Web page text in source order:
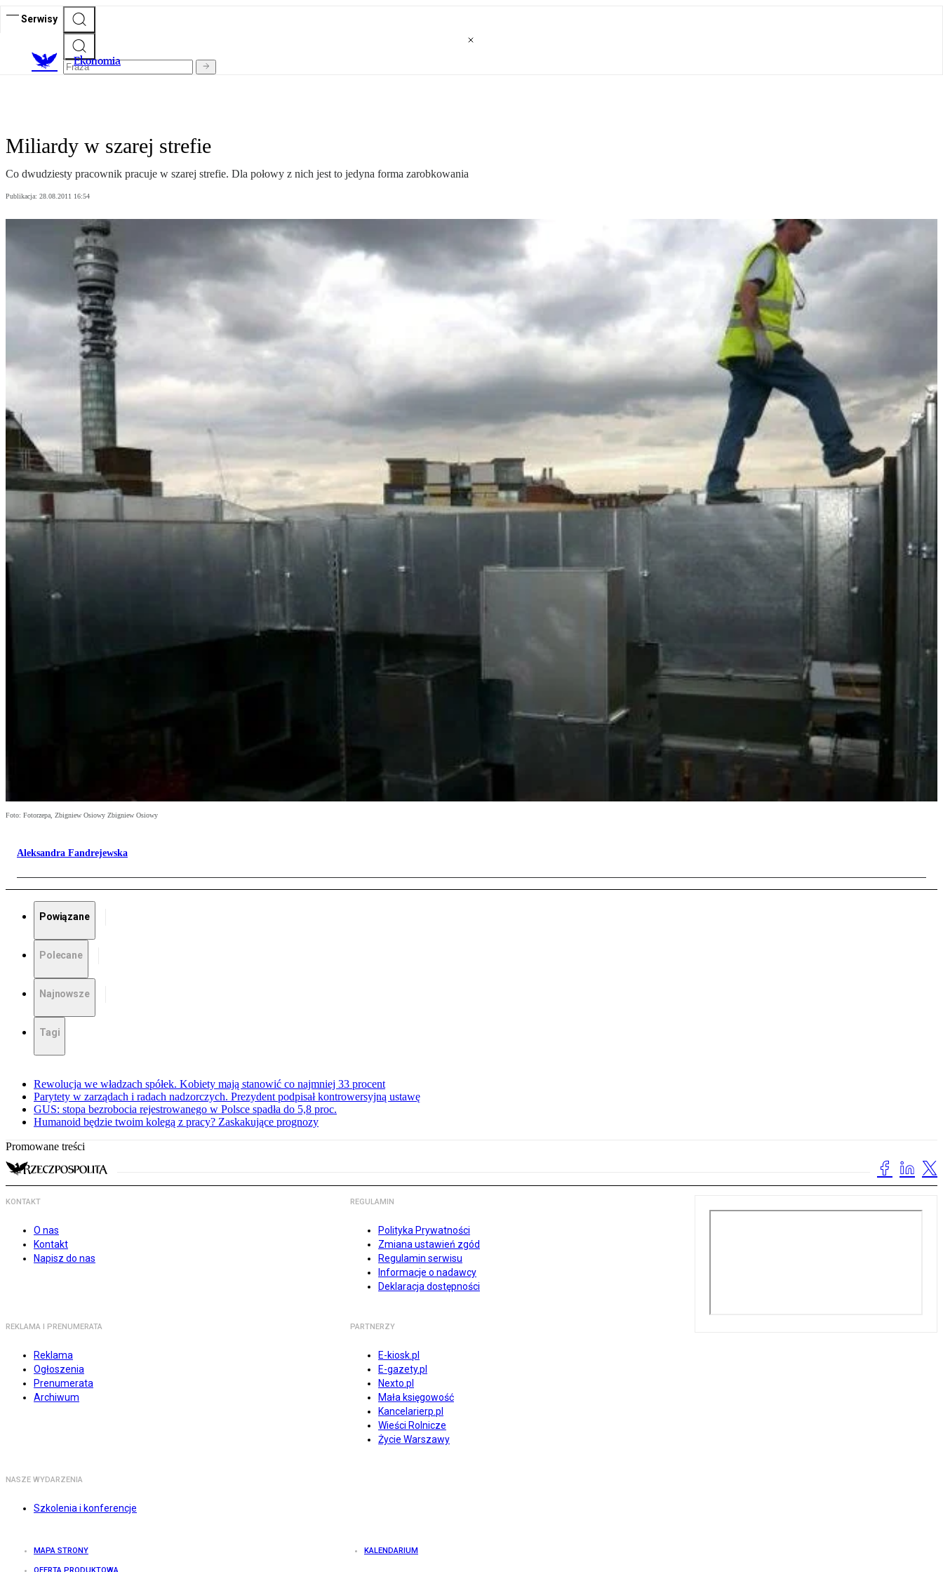
Serwisy
Ekonomia
Miliardy w szarej strefie
Co dwudziesty pracownik pracuje w szarej strefie. Dla połowy z nich jest to jedyna forma zarobkowania
Publikacja: 28.08.2011 16:54
Foto: Fotorzepa, Zbigniew Osiowy Zbigniew Osiowy
Aleksandra Fandrejewska
Powiązane
Polecane
Najnowsze
Tagi
Rewolucja we władzach spółek. Kobiety mają stanowić co najmniej 33 procent
Parytety w zarządach i radach nadzorczych. Prezydent podpisał kontrowersyjną ustawę
GUS: stopa bezrobocia rejestrowanego w Polsce spadła do 5,8 proc.
Humanoid będzie twoim kolegą z pracy? Zaskakujące prognozy
Promowane treści
KONTAKT
O nas
Kontakt
Napisz do nas
REGULAMIN
Polityka Prywatności
Zmiana ustawień zgód
Regulamin serwisu
Informacje o nadawcy
Deklaracja dostępności
REKLAMA I PRENUMERATA
Reklama
Ogłoszenia
Prenumerata
Archiwum
PARTNERZY
E-kiosk.pl
E-gazety.pl
Nexto.pl
Mała księgowość
Kancelarierp.pl
Wieści Rolnicze
Życie Warszawy
NASZE WYDARZENIA
Szkolenia i konferencje
MAPA STRONY KALENDARIUM